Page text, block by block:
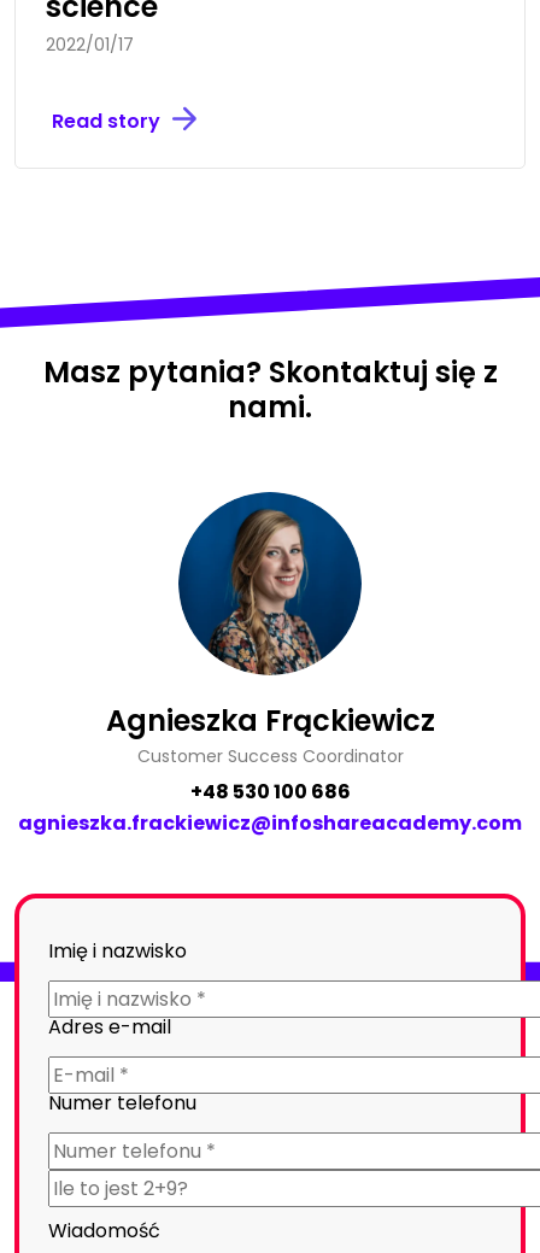
2022/01/17
Read story
Masz pytania? Skontaktuj się z
nami.
Agnieszka Frąckiewicz
Customer Success Coordinator
+48 530 100 686
agnieszka.frackiewicz@infoshareacademy.com
Imię i nazwisko
Adres e-mail
Numer telefonu
Wiadomość